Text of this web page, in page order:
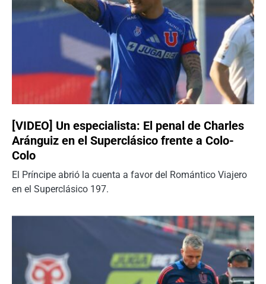
[VIDEO] Un especialista: El penal de Charles
Aránguiz en el Superclásico frente a Colo-
Colo
El Príncipe abrió la cuenta a favor del Romántico Viajero
en el Superclásico 197.